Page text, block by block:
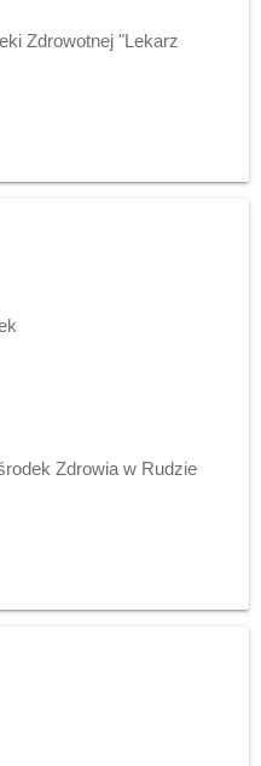
Zdrowotnej "Lekarz
Zdrowia w Rudzie